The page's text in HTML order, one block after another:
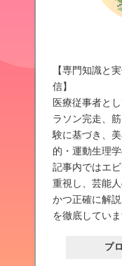
【専門知識と
信】
医療従事者と
ラソン完走、
験に基づき、
的・運動生理
記事内ではエ
重視し、芸能
かつ正確に解
を徹底していま
プ